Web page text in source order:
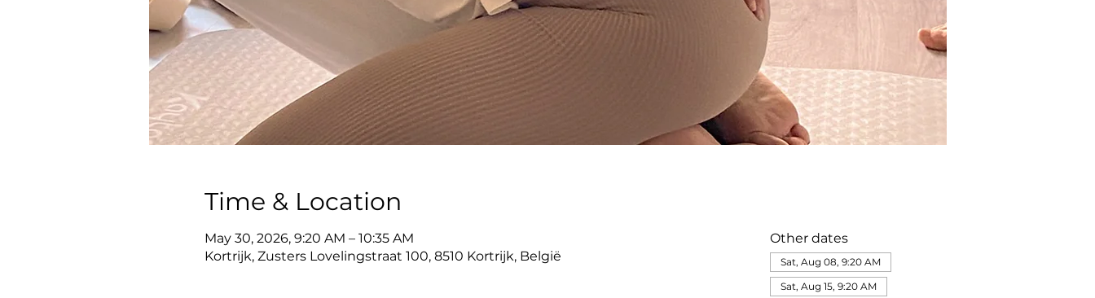
Time & Location
May 30, 2026, 9:20 AM – 10:35 AM
Kortrijk, Zusters Lovelingstraat 100, 8510 Kortrijk, België
Other dates
Sat, Aug 08, 9:20 AM
Sat, Aug 15, 9:20 AM